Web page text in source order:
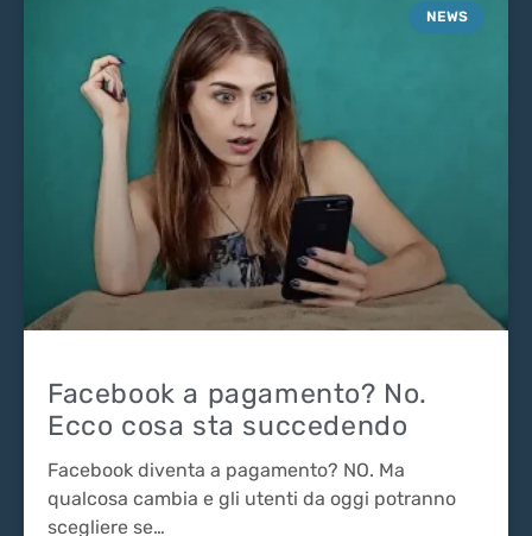
NEWS
Facebook a pagamento? No.
Ecco cosa sta succedendo
Facebook diventa a pagamento? NO. Ma
qualcosa cambia e gli utenti da oggi potranno
scegliere se…